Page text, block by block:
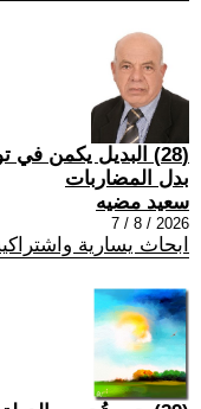
(28) البديل يكمن في
بدل المضاربات
سعيد مضيه
2026 / 8 / 7
ابحاث يسارية